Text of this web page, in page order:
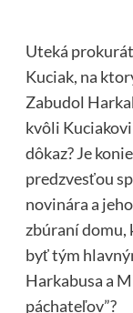
Uteká
Kuciak, na
Zabudol
kvôli
dôkaz? Je
predzvesťou
novinára a
zbúraní domu,
byť tým
Harkabusa a
páchateľov”?